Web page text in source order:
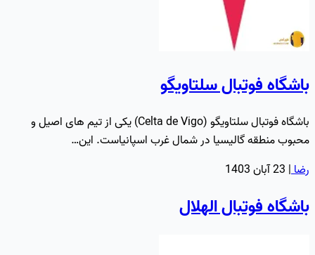
باشگاه فوتبال سلتاویگو
باشگاه فوتبال سلتاویگو (Celta de Vigo) یکی از تیم های اصیل و
محبوب منطقه گالیسیا در شمال غرب اسپانیاست. این…
رضا| 23 آبان 1403
باشگاه فوتبال الهلال